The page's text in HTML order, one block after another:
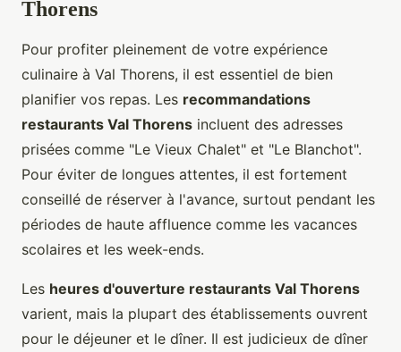
Thorens
Pour profiter pleinement de votre expérience
culinaire à Val Thorens, il est essentiel de bien
planifier vos repas. Les recommandations
restaurants Val Thorens incluent des adresses
prisées comme "Le Vieux Chalet" et "Le Blanchot".
Pour éviter de longues attentes, il est fortement
conseillé de réserver à l'avance, surtout pendant les
périodes de haute affluence comme les vacances
scolaires et les week-ends.
Les heures d'ouverture restaurants Val Thorens
varient, mais la plupart des établissements ouvrent
pour le déjeuner et le dîner. Il est judicieux de dîner